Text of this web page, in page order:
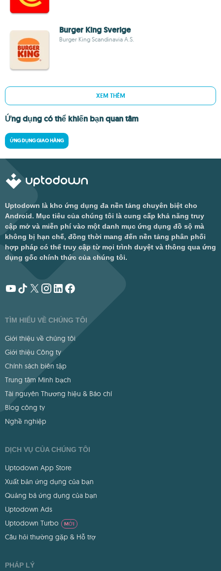
Burger King Sverige
Burger King Scandinavia A.S.
XEM THÊM
Ứng dụng có thể khiến bạn quan tâm
ỨNG DỤNG GIAO HÀNG
Uptodown là kho ứng dụng đa nền tảng chuyên biệt cho
Android. Mục tiêu của chúng tôi là cung cấp khả năng truy
cập mở và miễn phí vào một danh mục ứng dụng đồ sộ mà
không bị hạn chế, đồng thời mang đến nền tảng phân phối
hợp pháp có thể truy cập từ mọi trình duyệt và thông qua ứng
dụng gốc chính thức của chúng tôi.
TÌM HIỂU VỀ CHÚNG TÔI
Giới thiệu về chúng tôi
Giới thiệu Công ty
Chính sách biên tập
Trung tâm Minh bạch
Tài nguyên Thương hiệu & Báo chí
Blog công ty
Nghề nghiệp
DỊCH VỤ CỦA CHÚNG TÔI
Uptodown App Store
Xuất bản ứng dụng của bạn
Quảng bá ứng dụng của bạn
Uptodown Ads
Uptodown Turbo
MỚI
Câu hỏi thường gặp & Hỗ trợ
PHÁP LÝ